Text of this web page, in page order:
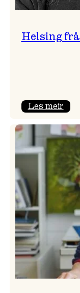
Helsing
Les meir:
frå